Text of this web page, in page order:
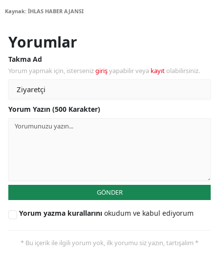
Kaynak: İHLAS HABER AJANSI
Yorumlar
Takma Ad
Yorum yapmak için, istersenizgirişyapabilir veya kayıt olabilirsiniz.
Yorum Yazın (500 Karakter)
GÖNDER
Yorum yazma kurallarını okudum ve kabul ediyorum
* Bu içerik ile ilgili yorum yok, ilk yorumu siz yazın, tartışalım *